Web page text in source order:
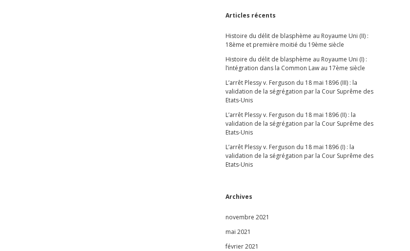
Articles récents
Histoire du délit de blasphème au Royaume Uni (II) :
18ème et première moitié du 19ème siècle
Histoire du délit de blasphème au Royaume Uni (I) :
l’intégration dans la Common Law au 17ème siècle
L’arrêt Plessy v. Ferguson du 18 mai 1896 (III) : la
validation de la ségrégation par la Cour Suprême des
Etats-Unis
L’arrêt Plessy v. Ferguson du 18 mai 1896 (II) : la
validation de la ségrégation par la Cour Suprême des
Etats-Unis
L’arrêt Plessy v. Ferguson du 18 mai 1896 (I) : la
validation de la ségrégation par la Cour Suprême des
Etats-Unis
Archives
novembre 2021
mai 2021
février 2021